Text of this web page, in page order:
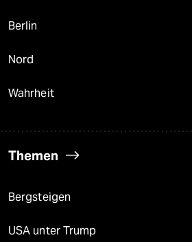
Berlin
Nord
Wahrheit
Themen
Bergsteigen
USA unter Trump